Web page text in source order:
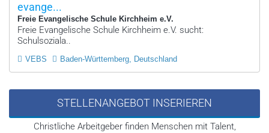
evange...
Freie Evangelische Schule Kirchheim e.V.
Freie Evangelische Schule Kirchheim e.V. sucht:
Schulsoziala..
VEBS Baden-Württemberg, Deutschland
STELLENANGEBOT INSERIEREN
Christliche Arbeitgeber finden Menschen mit Talent,